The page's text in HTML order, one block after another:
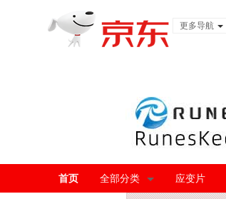
更多导航
首页 全部分类 应变片